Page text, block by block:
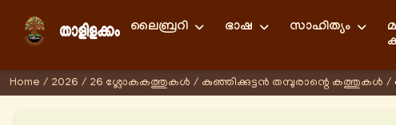
ലൈബ്രറി ഭാഷ സാഹിത്യം
Home / 2026 / 26 ശ്ലോകകത്തുകള്‍ / കുഞ്ഞിക്കുട്ടൻ തമ്പുരാന്റെ കത്തുകള്‍ /